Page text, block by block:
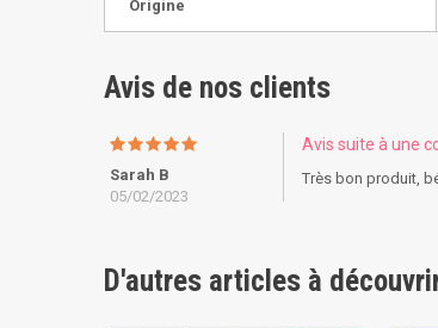
Origine
Avis de nos clients
Sarah B
05/02/2023
Avis suite à une
Très bon produit,
D'autres articles à